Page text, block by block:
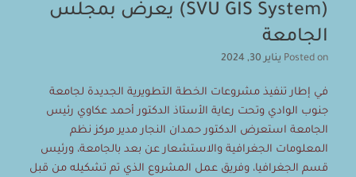
(SVU GIS System) يعرض بمجلس
الجامعة
Posted on يناير 30, 2024
في إطار تنفيذ مشروعات الخطة التطويرية الجديدة لجامعة
جنوب الوادي وتحت رعاية الأستاذ الدكتور أحمد عكاوي رئيس
الجامعة استعرض الدكتور حمدان النجار مدير مركز نظم
المعلومات الجغرافية والاستشعار عن بعد بالجامعة، ورئيس
قسم الجغرافيا، وفريق عمل المشروع الذي تم تشكيله من قبل